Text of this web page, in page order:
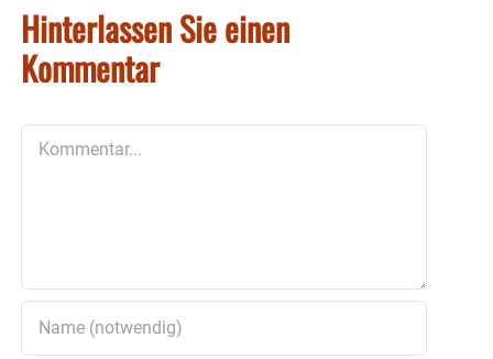
Hinterlassen Sie einen
Kommentar